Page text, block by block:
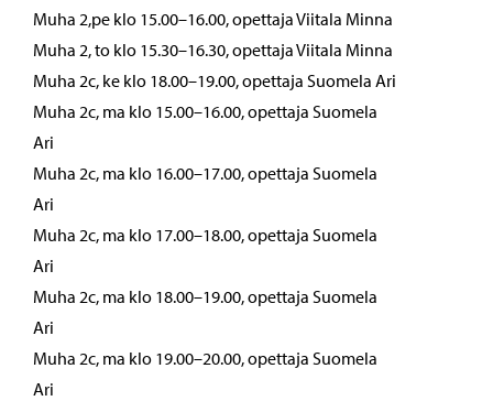
Muha 2,pe klo 15.00–16.00, opettaja Viitala Minna
Muha 2, to klo 15.30–16.30, opettaja Viitala Minna
Muha 2c, ke klo 18.00–19.00, opettaja Suomela Ari
Muha 2c, ma klo 15.00–16.00, opettaja Suomela
Ari
Muha 2c, ma klo 16.00–17.00, opettaja Suomela
Ari
Muha 2c, ma klo 17.00–18.00, opettaja Suomela
Ari
Muha 2c, ma klo 18.00–19.00, opettaja Suomela
Ari
Muha 2c, ma klo 19.00–20.00, opettaja Suomela
Ari